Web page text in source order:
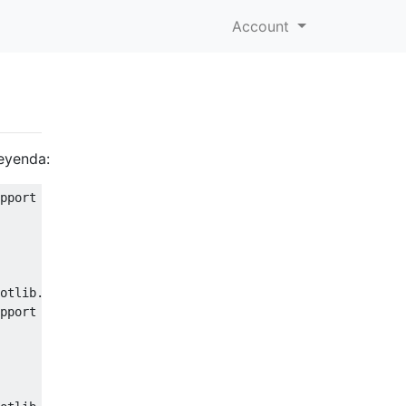
Account
users/legend_guide.html#using-